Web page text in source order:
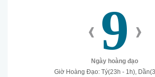
‹ 9 ›
Ngày hoàng đạo
Giờ Hoàng Đạo: Tý(23h - 1h),